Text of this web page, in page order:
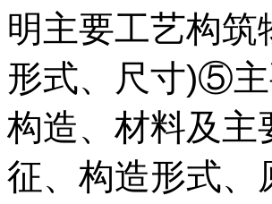
明主要工艺构
形式、尺寸)⑤
构造、材料及主
征、构造形式、